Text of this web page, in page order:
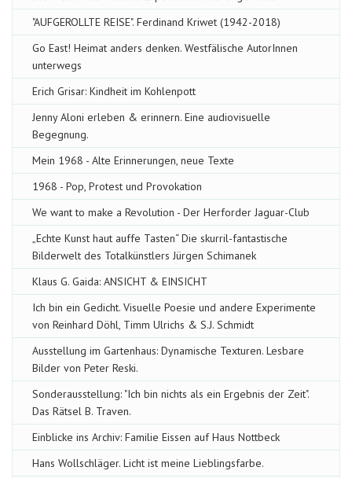
"AUFGEROLLTE REISE". Ferdinand Kriwet (1942-2018)
Go East! Heimat anders denken. Westfälische AutorInnen
unterwegs
Erich Grisar: Kindheit im Kohlenpott
Jenny Aloni erleben & erinnern. Eine audiovisuelle
Begegnung.
Mein 1968 - Alte Erinnerungen, neue Texte
1968 - Pop, Protest und Provokation
We want to make a Revolution - Der Herforder Jaguar-Club
„Echte Kunst haut auffe Tasten“ Die skurril-fantastische
Bilderwelt des Totalkünstlers Jürgen Schimanek
Klaus G. Gaida: ANSICHT & EINSICHT
Ich bin ein Gedicht. Visuelle Poesie und andere Experimente
von Reinhard Döhl, Timm Ulrichs & S.J. Schmidt
Ausstellung im Gartenhaus: Dynamische Texturen. Lesbare
Bilder von Peter Reski.
Sonderausstellung: "Ich bin nichts als ein Ergebnis der Zeit".
Das Rätsel B. Traven.
Einblicke ins Archiv: Familie Eissen auf Haus Nottbeck
Hans Wollschläger. Licht ist meine Lieblingsfarbe.